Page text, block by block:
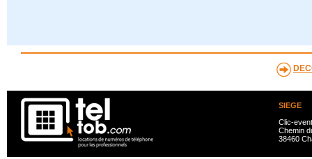
SIEGE
Clic-
Chemin
38460